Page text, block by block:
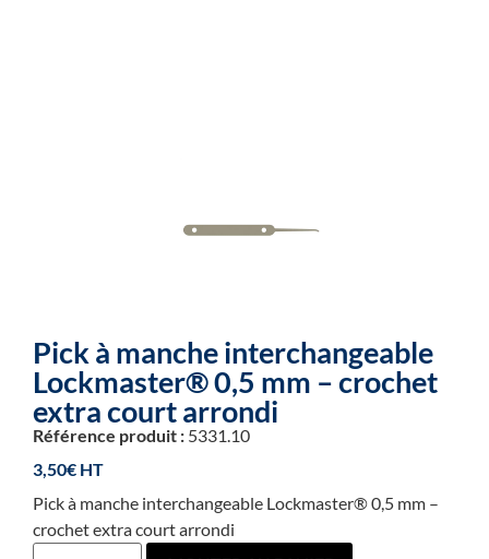
Pick à manche interchangeable
Lockmaster® 0,5 mm – crochet
extra court arrondi
Référence produit : 5331.10
3,50€
Pick à manche interchangeable Lockmaster® 0,5 mm –
crochet extra court arrondi